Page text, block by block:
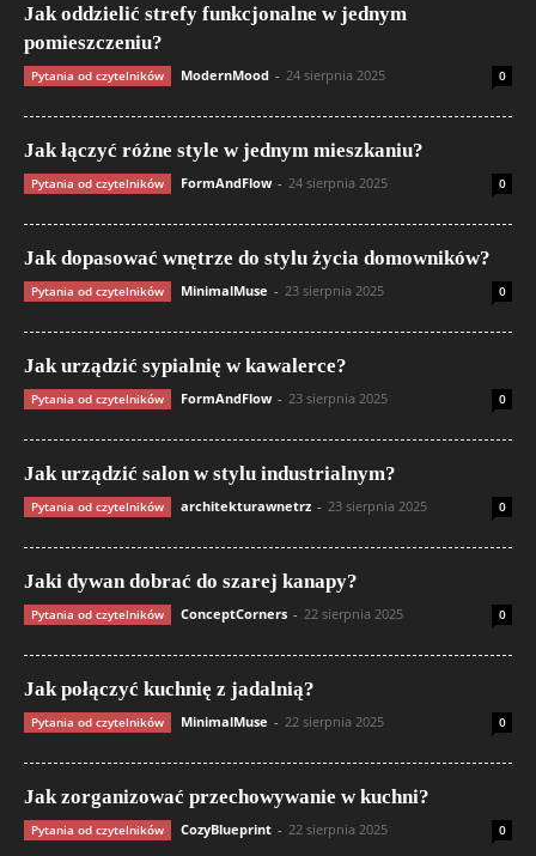
Jak oddzielić strefy funkcjonalne w jednym
pomieszczeniu?
Pytania od czytelników ModernMood - 24 sierpnia 2025 0
Jak łączyć różne style w jednym mieszkaniu?
Pytania od czytelników FormAndFlow - 24 sierpnia 2025 0
Jak dopasować wnętrze do stylu życia domowników?
Pytania od czytelników MinimalMuse - 23 sierpnia 2025 0
Jak urządzić sypialnię w kawalerce?
Pytania od czytelników FormAndFlow - 23 sierpnia 2025 0
Jak urządzić salon w stylu industrialnym?
Pytania od czytelników architekturawnetrz - 23 sierpnia 2025 0
Jaki dywan dobrać do szarej kanapy?
Pytania od czytelników ConceptCorners - 22 sierpnia 2025 0
Jak połączyć kuchnię z jadalnią?
Pytania od czytelników MinimalMuse - 22 sierpnia 2025 0
Jak zorganizować przechowywanie w kuchni?
Pytania od czytelników CozyBlueprint - 22 sierpnia 2025 0